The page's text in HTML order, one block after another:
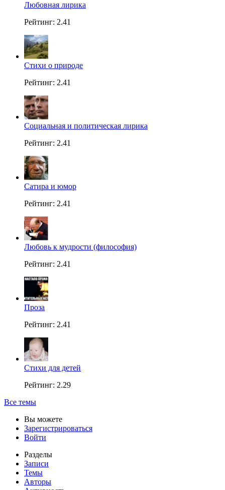
Любовная лирика
Рейтинг: 2.41
Стихи о природе
Рейтинг: 2.41
Социальная и политическая лирика
Рейтинг: 2.41
Сатира и юмор
Рейтинг: 2.41
Любовь к мудрости (философия)
Рейтинг: 2.41
Проза
Рейтинг: 2.41
Стихи для детей
Рейтинг: 2.29
Все темы
Вы можете
Зарегистрироваться
Войти
Разделы
Записи
Темы
Авторы